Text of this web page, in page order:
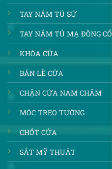
TAY NẮM TỦ SỨ
TAY NẮM TỦ MẠ ĐỒNG CỔ
KHÓA CỬA
BẢN LỀ CỬA
CHẶN CỬA NAM CHÂM
MÓC TREO TƯỜNG
CHỐT CỬA
SẮT MỸ THUẬT